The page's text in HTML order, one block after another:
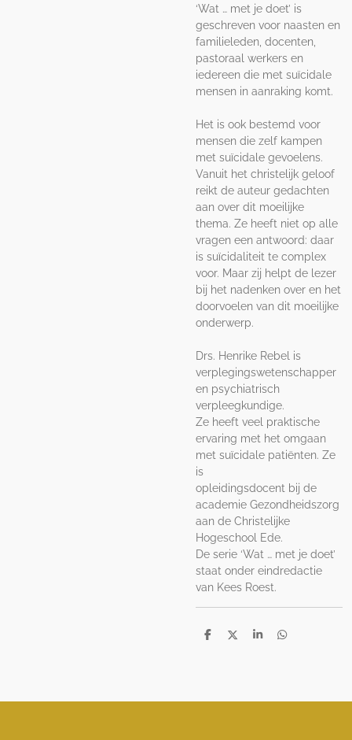
‘Wat … met je doet’ is
geschreven voor naasten en
familieleden, docenten,
pastoraal werkers en
iedereen die met suïcidale
mensen in aanraking komt.
Het is ook bestemd voor
mensen die zelf kampen
met suïcidale gevoelens.
Vanuit het christelijk geloof
reikt de auteur gedachten
aan over dit moeilijke
thema. Ze heeft niet op alle
vragen een antwoord: daar
is suïcidaliteit te complex
voor. Maar zij helpt de lezer
bij het nadenken over en het
doorvoelen van dit moeilijke
onderwerp.
Drs. Henrike Rebel is
verplegingswetenschapper
en psychiatrisch
verpleegkundige.
Ze heeft veel praktische
ervaring met het omgaan
met suïcidale patiënten. Ze
is
opleidingsdocent bij de
academie Gezondheidszorg
aan de Christelijke
Hogeschool Ede.
De serie ‘Wat … met je doet’
staat onder eindredactie
van Kees Roest.
D
D
S
D